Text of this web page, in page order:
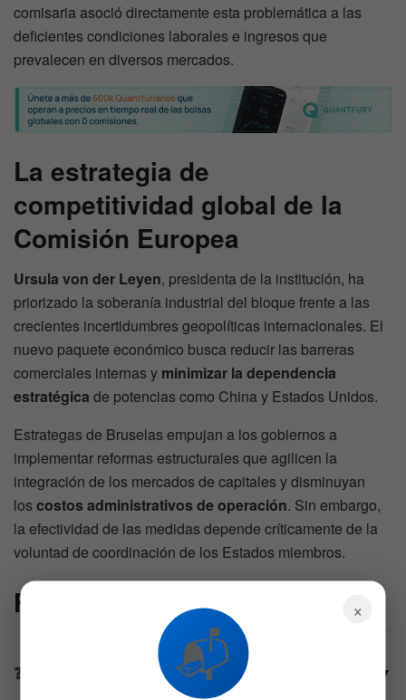
comisaria asoció directamente esta problemática a las
deficientes condiciones laborales e ingresos que
prevalecen en diversos mercados.
La estrategia de
competitividad global de la
Comisión Europea
Ursula von der Leyen, presidenta de la institución, ha
priorizado la soberanía industrial del bloque frente a las
crecientes incertidumbres geopolíticas internacionales. El
nuevo paquete económico busca reducir las barreras
comerciales internas y minimizar la dependencia
estratégica de potencias como China y Estados Unidos.
Estrategas de Bruselas empujan a los gobiernos a
implementar reformas estructurales que agilicen la
integración de los mercados de capitales y disminuyan
loscostos administrativos de operación. Sin embargo,
la efectividad de las medidas depende críticamente de la
voluntad de coordinación de los Estados miembros.
FAQs
¿Cuál es el principal riesgo laboral que
enfrenta Europa según la Comisión Europea?
▼
×
📬